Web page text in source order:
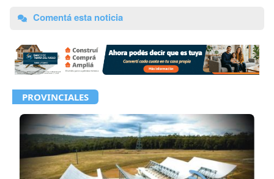
Comentá esta noticia
PROVINCIALES